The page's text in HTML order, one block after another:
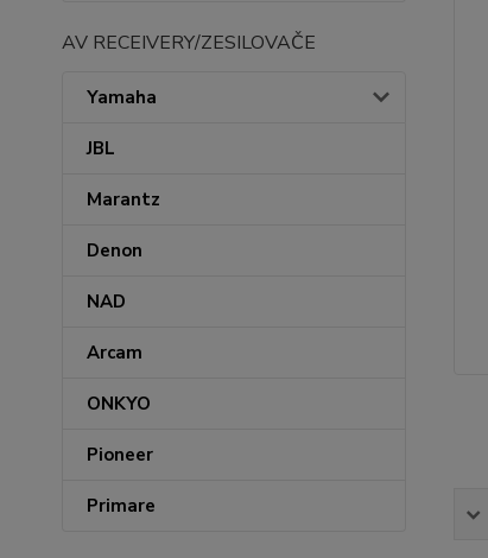
AV RECEIVERY/ZESILOVAČE
Yamaha
JBL
Marantz
Denon
NAD
Arcam
ONKYO
Pioneer
Primare